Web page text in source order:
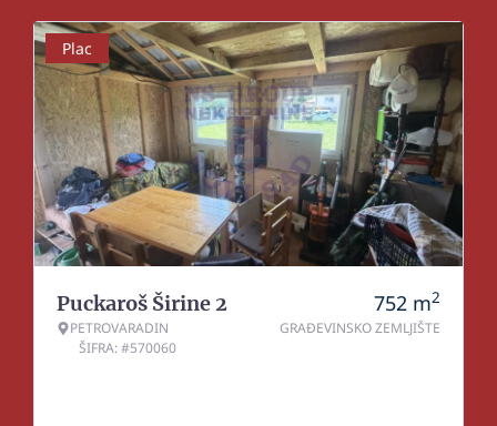
Plac
Puckaroš Širine 2
PETROVARADIN
ŠIFRA: #570060
752 m2
GRAĐEVINSKO ZEMLJIŠTE